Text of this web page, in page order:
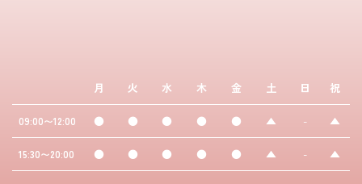
月 火 水 木 金 土 日 祝
09:00〜12:00 ● ● ● ● ● ▲ - ▲
15:30〜20:00 ● ● ● ● ● ▲ - ▲